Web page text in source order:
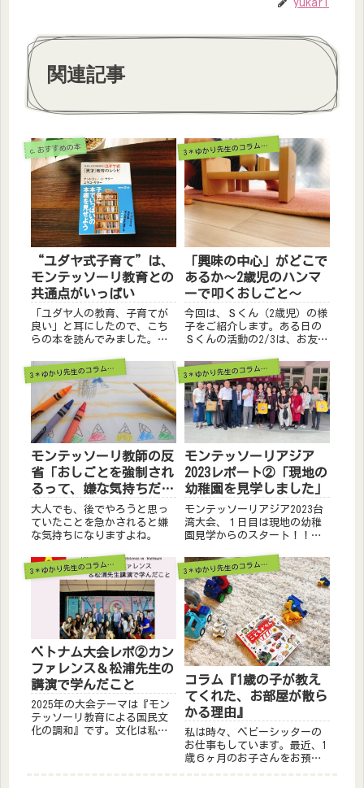
yukari
関連記事
c.おすすめの本
“ユダヤ式子育て”は、
モンテッソーリ教育との
共通点がいっぱい
「ユダヤ人の教育、子育てが
良い」と耳にしたので、こち
らの本を読んでみました。
す」！ ユダヤ式「天才」教育
のレシピこの本を読んだ感想
は、「モンテッソーリ教育と
の共通点がいっぱいある！」
ということ。首が取れそうに
なるくら...
3＊ゆかり先生のコラム＆レポート
「興味の中心」がどこで
あるか～2歳児のハンマ
ーで叩くおしごと～
今回は、Ｓくん（2歳児）の様
子をご紹介します。ある日の
Ｓくんの活動の2/3は、お友達
☆その興味の対象は「ハンマ
ーで叩く」おしごとです。こ
のおしごとは、どちらかと言
うと1歳児さん（1歳6ヶ月くら
い）向けで、何かを持っ...
3＊ゆかり先生のコラム＆レポート
モンテッソーリ教師の反
省「おしごとを強制され
るって、嫌な気持ちだ
ね」
大人でも、後でやろうと思っ
ていたことを急かされると嫌
な気持ちになりますよね。
3＊ゆかり先生のコラム＆レポート
モンテッソーリアジア
2023レポート②「現地の
幼稚園を見学しました」
モンテッソーリアジア2023台
湾大会、１日目は現地の幼稚
園見学からのスタート！！現
の文化を知ることができる
し、おしごとも独特なものが
あって面白いんです。当たり
前だけど、どこの国であろう
とモンテッソーリ教育の環境
で大...
3＊ゆかり先生のコラム＆レポート
ベトナム大会レポ②カン
ファレンス＆松浦先生の
講演で学んだこと
2025年の大会テーマは『モン
テッソーリ教育による国民文
化の調和』です。文化は私た
3＊ゆかり先生のコラム＆レポート
コラム『1歳の子が教え
てくれた、お部屋が散ら
かる理由』
私は時々、ベビーシッターの
お仕事もしています。最近、1
歳６ヶ月のお子さんをお預か